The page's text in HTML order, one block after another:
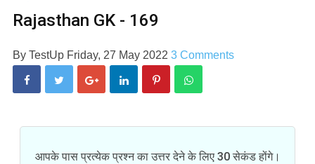
Rajasthan GK - 169
By TestUp Friday, 27 May 2022 3 Comments
आपके पास प्रत्येक प्रश्न का उत्तर देने के लिए 30 सेकंड होंगे।